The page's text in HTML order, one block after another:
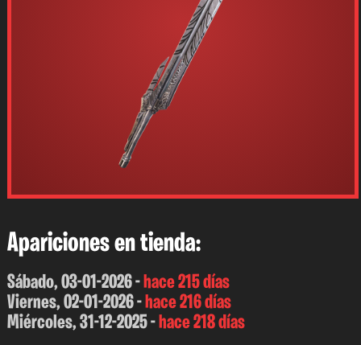
Apariciones en tienda:
Sábado, 03-01-2026 -hace 215 días
Viernes, 02-01-2026 -hace 216 días
Miércoles, 31-12-2025 -hace 218 días